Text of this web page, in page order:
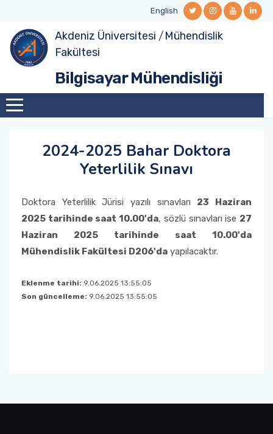
English
Akdeniz Üniversitesi /Mühendislik
Fakültesi
Bilgisayar Mühendisliği
2024-2025 Bahar Doktora
Yeterlilik Sınavı
Doktora Yeterlilik Jürisi yazılı sınavları 23 Haziran
2025 tarihinde saat 10.00'da, sözlü sınavları ise 27
Haziran 2025 tarihinde saat 10.00'da
Mühendislik Fakültesi D206'da yapılacaktır.
Eklenme tarihi: 9.06.2025 13:55:05
Son güncelleme: 9.06.2025 13:55:05
Hakkında
Bölüm Takvimi
Fotoğraf Galerisi
Tanıtım
Aday Öğrenciler
Lisans Müfredatı
Lisans Ders Programı
Bitirme Projesi Esasları
Çift Anadal - Yan Dal
Öğrenci Değişim Programları
Lisansüstü Başvuru
Lisansüstü Başvuru Koşulları
Yabancı Uyruklu Öğrenci Başvuruları
Lisansüstü Ders Programı
Yüksek Lisans Müfredatı
Doktora Müfredatı
Akademik Kadro
Araştırma Görevlileri
TÜBİTAK 1711 Projeleri
Bitirme Projeleri
Desteklenen Projeler
Program Eğitim Amaçları
Program Çıktıları
Program Ders-PÇ Matrisi
Akreditasyon Belgesi
Dış Paydaşlar
Sınıf Temsilcileri
Kalite Yönetim Takvimi